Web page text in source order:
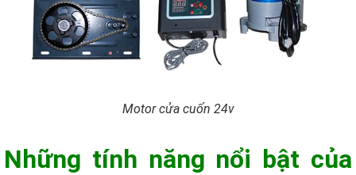
Motor cửa cuốn 24v
Những tính năng nổi bật của